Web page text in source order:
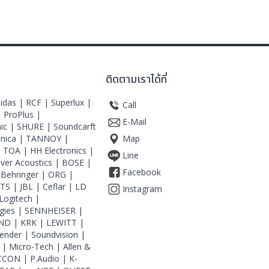
| RCF | Superlux |
ProPlus |
| SHURE | Soundcarft
| TANNOY |
TOA | HH Electronics |
Acoustics | BOSE |
Behringer | ORG |
| JBL | Ceflar | LD
Logitech |
| SENNHEISER |
| KRK | LEWITT |
| Soundvision |
| Micro-Tech | Allen &
| P.Audio | K-
ติดตามเราได้ที่
Call
E-Mail
Map
Line
Facebook
Instagram